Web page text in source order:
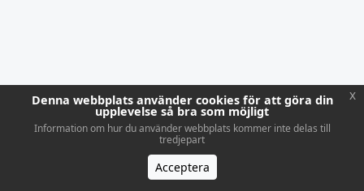
Denna webbplats använder cookies för att göra din
upplevelse så bra som möjligt
Information om hur du använder webbplats kommer inte delas till
tredjepart
Acceptera
x